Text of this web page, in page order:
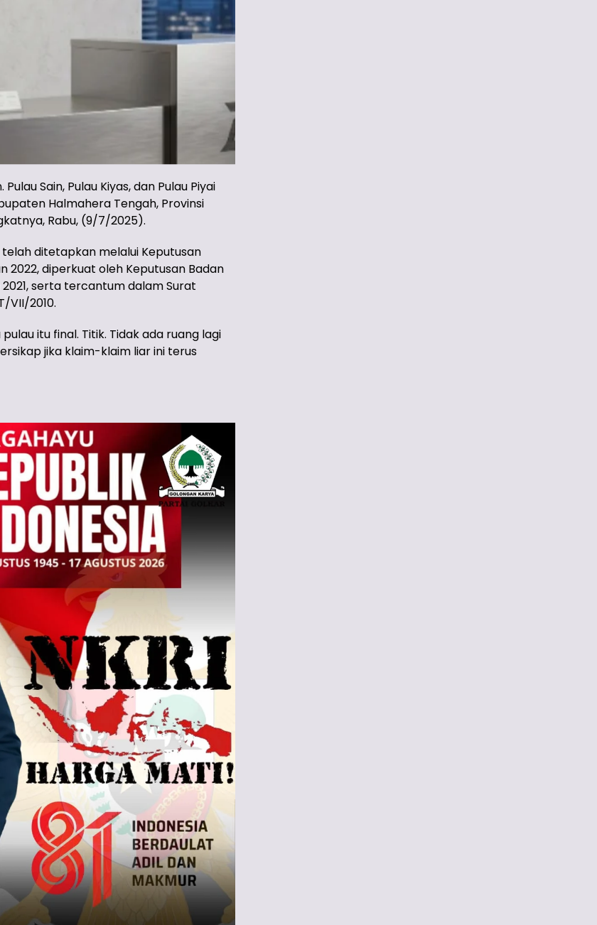
Sain, Pulau Kiyas, dan Pulau Piyai
Halmahera Tengah, Provinsi
Rabu, (9/7/2025).
ditetapkan melalui Keputusan
2022, diperkuat oleh Keputusan Badan
serta tercantum dalam Surat
VII/2010.
itu final. Titik. Tidak ada ruang lagi
jika klaim-klaim liar ini terus